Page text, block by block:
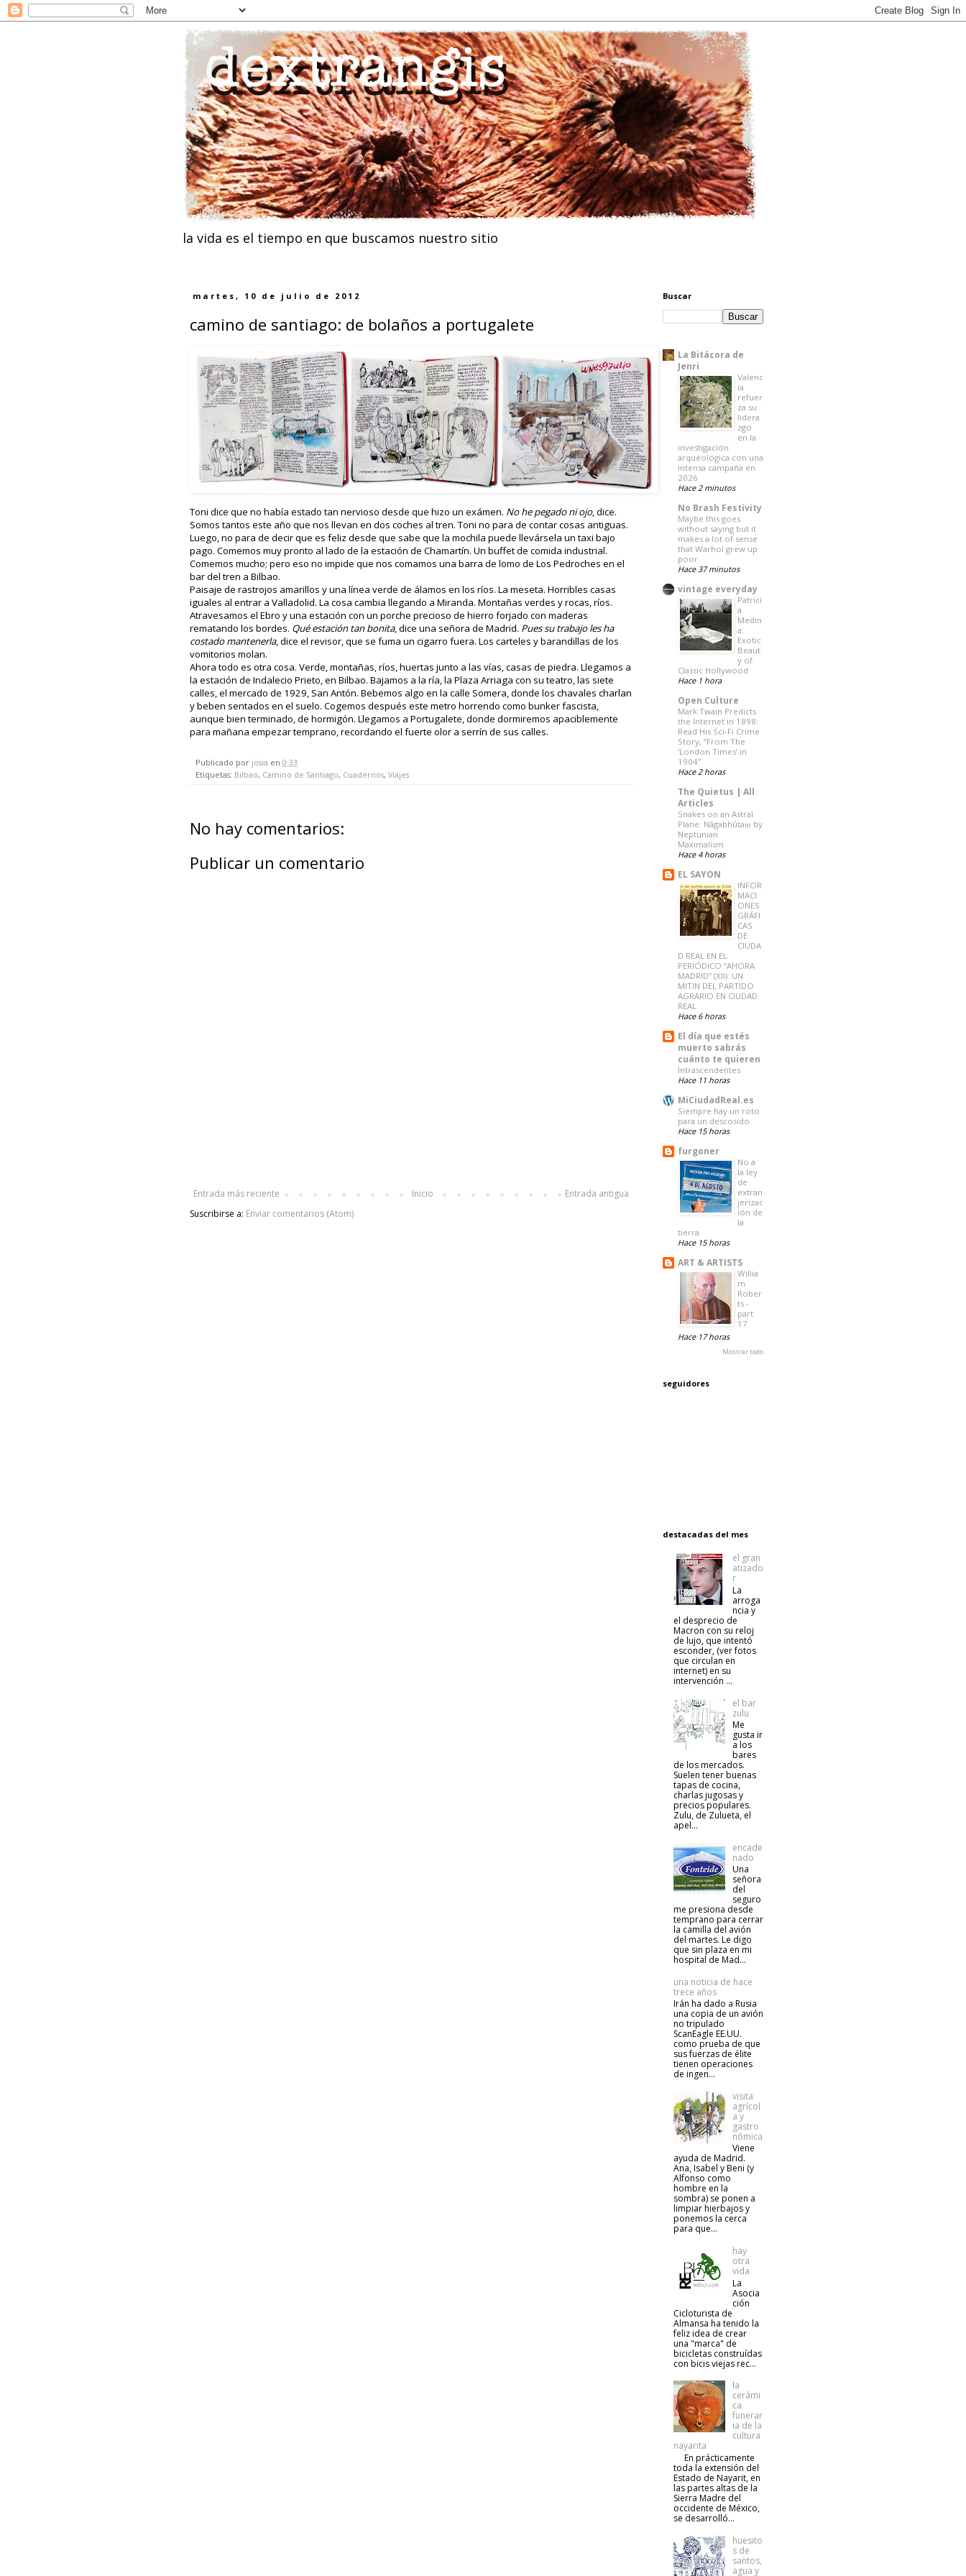
la vida es el tiempo en que buscamos nuestro sitio
martes, 10 de julio de 2012
camino de santiago: de bolaños a portugalete
Toni dice que no había estado tan nervioso desde que hizo un exámen. No he pegado ni ojo, dice.
Somos tantos este año que nos llevan en dos coches al tren. Toni no para de contar cosas antiguas.
Luego, no para de decir que es feliz desde que sabe que la mochila puede llevársela un taxi bajo
pago. Comemos muy pronto al lado de la estación de Chamartín. Un buffet de comida industrial.
Comemos mucho; pero eso no impide que nos comamos una barra de lomo de Los Pedroches en el
bar del tren a Bilbao.
Paisaje de rastrojos amarillos y una línea verde de álamos en los ríos. La meseta. Horribles casas
iguales al entrar a Valladolid. La cosa cambia llegando a Miranda. Montañas verdes y rocas, ríos.
Atravesamos el Ebro y una estación con un porche precioso de hierro forjado con maderas
rematando los bordes. Qué estación tan bonita, dice una señora de Madrid. Pues su trabajo les ha
costado mantenerla, dice el revisor, que se fuma un cigarro fuera. Los carteles y barandillas de los
vomitorios molan.
Ahora todo es otra cosa. Verde, montañas, ríos, huertas junto a las vías, casas de piedra. Llegamos a
la estación de Indalecio Prieto, en Bilbao. Bajamos a la ría, la Plaza Arriaga con su teatro, las siete
calles, el mercado de 1929, San Antón. Bebemos algo en la calle Somera, donde los chavales charlan
y beben sentados en el suelo. Cogemos después este metro horrendo como bunker fascista,
aunque bien terminado, de hormigón. Llegamos a Portugalete, donde dormiremos apaciblemente
para mañana empezar temprano, recordando el fuerte olor a serrín de sus calles.
Publicado por josia en 0:33
Etiquetas: Bilbao, Camino de Santiago, Cuadernos, Viajes
No hay comentarios:
Publicar un comentario
Entrada más reciente Entrada antigua
Inicio
Suscribirse a: Enviar comentarios (Atom)
Buscar
La Bitácora de
Jenri
Valenc
ia
refuer
za su
lidera
zgo
en la
investigación
arqueológica con una
intensa campaña en
2026
Hace 2 minutos
No Brash Festivity
Maybe this goes
without saying but it
makes a lot of sense
that Warhol grew up
poor.
Hace 37 minutos
vintage everyday
Patrici
a
Medin
a:
Exotic
Beaut
y of
Classic Hollywood
Hace 1 hora
Open Culture
Mark Twain Predicts
the Internet in 1898:
Read His Sci-Fi Crime
Story, “From The
‘London Times’ in
1904”
Hace 2 horas
The Quietus | All
Articles
Snakes on an Astral
Plane: Nāgabhūtaṃ by
Neptunian
Maximalism
Hace 4 horas
EL SAYON
INFOR
MACI
ONES
GRÁFI
CAS
DE
CIUDA
D REAL EN EL
PERIÓDICO “AHORA
MADRID” (XII): UN
MITIN DEL PARTIDO
AGRARIO EN CIUDAD
REAL
Hace 6 horas
El día que estés
muerto sabrás
cuánto te quieren
Intrascendentes
Hace 11 horas
MiCiudadReal.es
Siempre hay un roto
para un descosido
Hace 15 horas
furgoner
No a
la ley
de
extran
jerizac
ión de
la
tierra
Hace 15 horas
ART & ARTISTS
Willia
m
Rober
ts -
part
17
Hace 17 horas
Mostrar todo
seguidores
destacadas del mes
el gran
atizado
r
La
arroga
ncia y
el desprecio de
Macron con su reloj
de lujo, que intentó
esconder, (ver fotos
que circulan en
internet) en su
intervención ...
el bar
zulu
Me
gusta ir
a los
bares
de los mercados.
Suelen tener buenas
tapas de cocina,
charlas jugosas y
precios populares.
Zulu, de Zulueta, el
apel...
encade
nado
Una
señora
del
seguro
me presiona desde
temprano para cerrar
la camilla del avión
del martes. Le digo
que sin plaza en mi
hospital de Mad...
una noticia de hace
trece años
Irán ha dado a Rusia
una copia de un avión
no tripulado
ScanEagle EE.UU.
como prueba de que
sus fuerzas de élite
tienen operaciones
de ingen...
visita
agrícol
a y
gastro
nómica
Viene
ayuda de Madrid.
Ana, Isabel y Beni (y
Alfonso como
hombre en la
sombra) se ponen a
limpiar hierbajos y
ponemos la cerca
para que...
hay
otra
vida
La
Asocia
ción
Cicloturista de
Almansa ha tenido la
feliz idea de crear
una "marca" de
bicicletas construídas
con bicis viejas rec...
la
cerámi
ca
funerar
ia de la
cultura
nayarita
En prácticamente
toda la extensión del
Estado de Nayarit, en
las partes altas de la
Sierra Madre del
occidente de México,
se desarrolló...
huesito
s de
santos,
agua y